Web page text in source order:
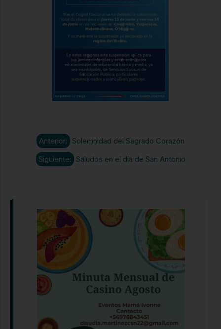
Anterior: Solemnidad del Sagrado Corazón
Siguiente: Saludos en el día de San Antonio